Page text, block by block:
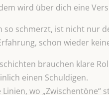
wird über dich eine
so schmerzt, ist nicht nur
schon wieder
brauchen klare
einen Schuldigen.
Linien, wo „Zwischentöne“